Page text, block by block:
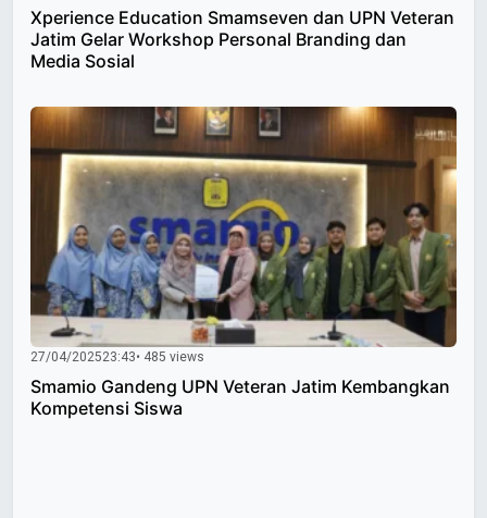
Xperience Education Smamseven dan UPN Veteran
Jatim Gelar Workshop Personal Branding dan
Media Sosial
27/04/202523:43• 485 views
Smamio Gandeng UPN Veteran Jatim Kembangkan
Kompetensi Siswa